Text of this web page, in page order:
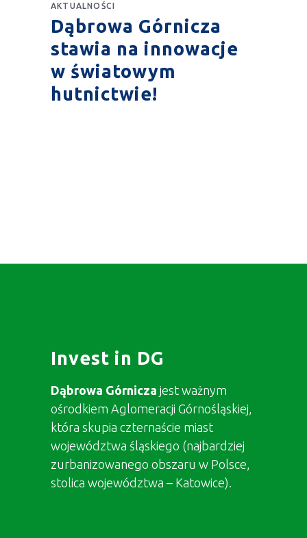
AKTUALNOŚCI
Dąbrowa Górnicza
stawia na innowacje
w światowym
hutnictwie!
Invest in DG
Dąbrowa Górnicza jest ważnym
ośrodkiem Aglomeracji Górnośląskiej,
która skupia czternaście miast
województwa śląskiego (najbardziej
zurbanizowanego obszaru w Polsce,
stolica województwa – Katowice).